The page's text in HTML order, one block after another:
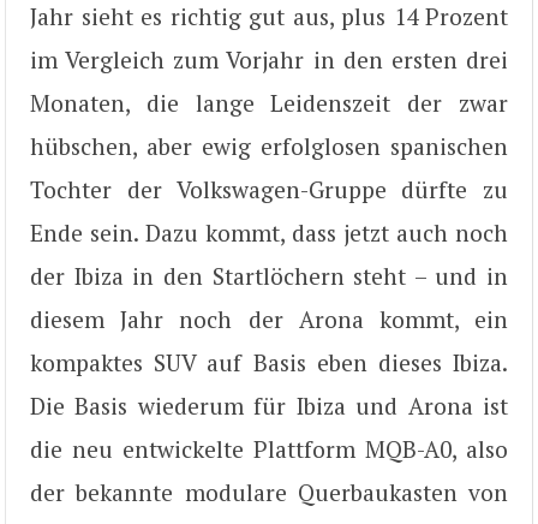
Jahr sieht es richtig gut aus, plus 14 Prozent
im Vergleich zum Vorjahr in den ersten drei
Monaten, die lange Leidenszeit der zwar
hübschen, aber ewig erfolglosen spanischen
Tochter der Volkswagen-Gruppe dürfte zu
Ende sein. Dazu kommt, dass jetzt auch noch
der Ibiza in den Startlöchern steht – und in
diesem Jahr noch der Arona kommt, ein
kompaktes SUV auf Basis eben dieses Ibiza.
Die Basis wiederum für Ibiza und Arona ist
die neu entwickelte Plattform MQB-A0, also
der bekannte modulare Querbaukasten von